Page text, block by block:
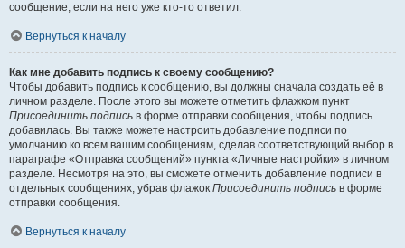
сообщение, если на него уже кто-то ответил.
Вернуться к началу
Как мне добавить подпись к своему сообщению?
Чтобы добавить подпись к сообщению, вы должны сначала создать её в
личном разделе. После этого вы можете отметить флажком пункт
Присоединить подпись в форме отправки сообщения, чтобы подпись
добавилась. Вы также можете настроить добавление подписи по
умолчанию ко всем вашим сообщениям, сделав соответствующий выбор в
параграфе «Отправка сообщений» пункта «Личные настройки» в личном
разделе. Несмотря на это, вы сможете отменить добавление подписи в
отдельных сообщениях, убрав флажок Присоединить подпись в форме
отправки сообщения.
Вернуться к началу